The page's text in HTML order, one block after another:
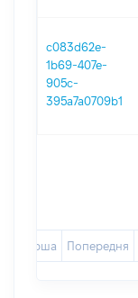
c083d62e-
1b69-407e-
905c-
395a7a0709b1
Перша Попередня